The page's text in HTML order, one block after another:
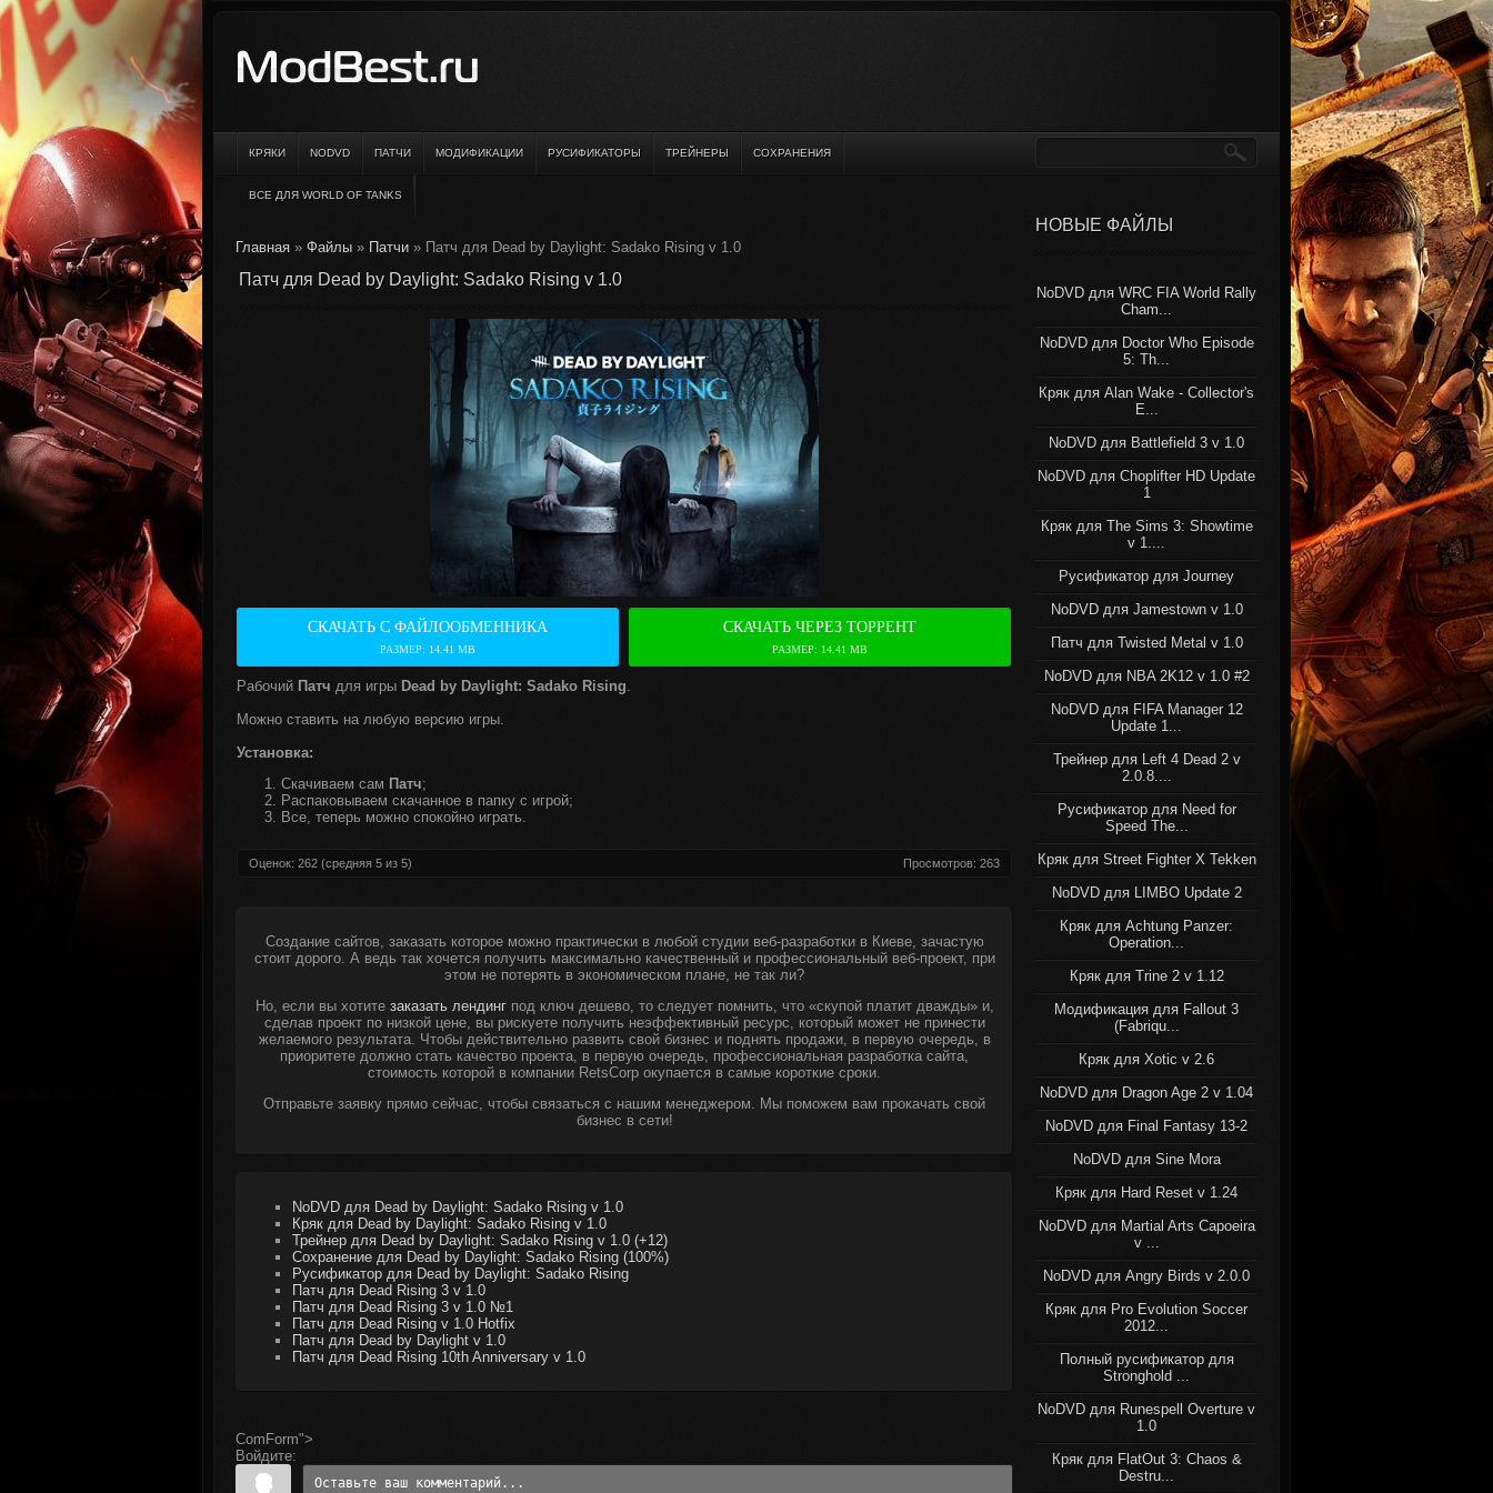
КРЯКИ NODVD ПАТЧИ МОДИФИКАЦИИ РУСИФИКАТОРЫ ТРЕЙНЕРЫ СОХРАНЕНИЯ
ВСЕ ДЛЯ WORLD OF TANKS
НОВЫЕ ФАЙЛЫ
NoDVD для WRC FIA World Rally
Cham...
NoDVD для Doctor Who Episode
5: Th...
Кряк для Alan Wake - Collector's
E...
NoDVD для Battlefield 3 v 1.0
NoDVD для Choplifter HD Update
1
Кряк для The Sims 3: Showtime
v 1....
Русификатор для Journey
NoDVD для Jamestown v 1.0
Патч для Twisted Metal v 1.0
NoDVD для NBA 2K12 v 1.0 #2
NoDVD для FIFA Manager 12
Update 1...
Трейнер для Left 4 Dead 2 v
2.0.8....
Русификатор для Need for
Speed The...
Кряк для Street Fighter X Tekken
NoDVD для LIMBO Update 2
Кряк для Achtung Panzer:
Operation...
Кряк для Trine 2 v 1.12
Модификация для Fallout 3
(Fabriqu...
Кряк для Xotic v 2.6
NoDVD для Dragon Age 2 v 1.04
NoDVD для Final Fantasy 13-2
NoDVD для Sine Mora
Кряк для Hard Reset v 1.24
NoDVD для Martial Arts Capoeira
v ...
NoDVD для Angry Birds v 2.0.0
Кряк для Pro Evolution Soccer
2012...
Полный русификатор для
Stronghold ...
NoDVD для Runespell Overture v
1.0
Кряк для FlatOut 3: Chaos &
Destru...
Главная » Файлы » Патчи » Патч для Dead by Daylight: Sadako Rising v 1.0
Патч для Dead by Daylight: Sadako Rising v 1.0
СКАЧАТЬ С ФАЙЛООБМЕННИКА
РАЗМЕР: 14.41 MB
СКАЧАТЬ ЧЕРЕЗ ТОРРЕНТ
РАЗМЕР: 14.41 MB
Рабочий Патч для игры Dead by Daylight: Sadako Rising.
Можно ставить на любую версию игры.
Установка:
Скачиваем сам Патч;
Распаковываем скачанное в папку с игрой;
Все, теперь можно спокойно играть.
Просмотров: 263
Оценок: 262 (средняя 5 из 5)
Создание сайтов, заказать которое можно практически в любой студии веб-разработки в Киеве, зачастую
стоит дорого. А ведь так хочется получить максимально качественный и профессиональный веб-проект, при
этом не потерять в экономическом плане, не так ли?
Но, если вы хотите заказать лендингпод ключ дешево, то следует помнить, что «скупой платит дважды» и,
сделав проект по низкой цене, вы рискуете получить неэффективный ресурс, который может не принести
желаемого результата. Чтобы действительно развить свой бизнес и поднять продажи, в первую очередь, в
приоритете должно стать качество проекта, в первую очередь, профессиональная разработка сайта,
стоимость которой в компании RetsCorp окупается в самые короткие сроки.
Отправьте заявку прямо сейчас, чтобы связаться с нашим менеджером. Мы поможем вам прокачать свой
бизнес в сети!
NoDVD для Dead by Daylight: Sadako Rising v 1.0
Кряк для Dead by Daylight: Sadako Rising v 1.0
Трейнер для Dead by Daylight: Sadako Rising v 1.0 (+12)
Сохранение для Dead by Daylight: Sadako Rising (100%)
Русификатор для Dead by Daylight: Sadako Rising
Патч для Dead Rising 3 v 1.0
Патч для Dead Rising 3 v 1.0 №1
Патч для Dead Rising v 1.0 Hotfix
Патч для Dead by Daylight v 1.0
Патч для Dead Rising 10th Anniversary v 1.0
ComForm">
Войдите: